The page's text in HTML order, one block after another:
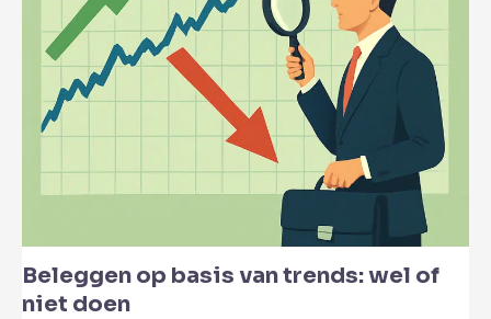
Beleggen op basis van trends: wel of
niet doen